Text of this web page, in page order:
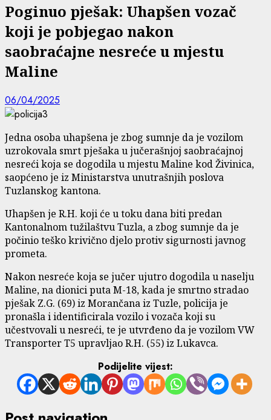
Poginuo pješak: Uhapšen vozač
koji je pobjegao nakon
saobraćajne nesreće u mjestu
Maline
06/04/2025
Jedna osoba uhapšena je zbog sumnje da je vozilom
uzrokovala smrt pješaka u jučerašnjoj saobraćajnoj
nesreći koja se dogodila u mjestu Maline kod Živinica,
saopćeno je iz Ministarstva unutrašnjih poslova
Tuzlanskog kantona.
Uhapšen je R.H. koji će u toku dana biti predan
Kantonalnom tužilaštvu Tuzla, a zbog sumnje da je
počinio teško krivično djelo protiv sigurnosti javnog
prometa.
Nakon nesreće koja se jučer ujutro dogodila u naselju
Maline, na dionici puta M-18, kada je smrtno stradao
pješak Z.G. (69) iz Morančana iz Tuzle, policija je
pronašla i identificirala vozilo i vozača koji su
učestvovali u nesreći, te je utvrđeno da je vozilom VW
Transporter T5 upravljao R.H. (55) iz Lukavca.
Podijelite vijest: